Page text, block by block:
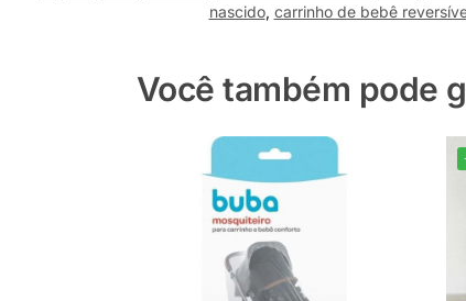
nascido, carrinho de bebê
Você também pode